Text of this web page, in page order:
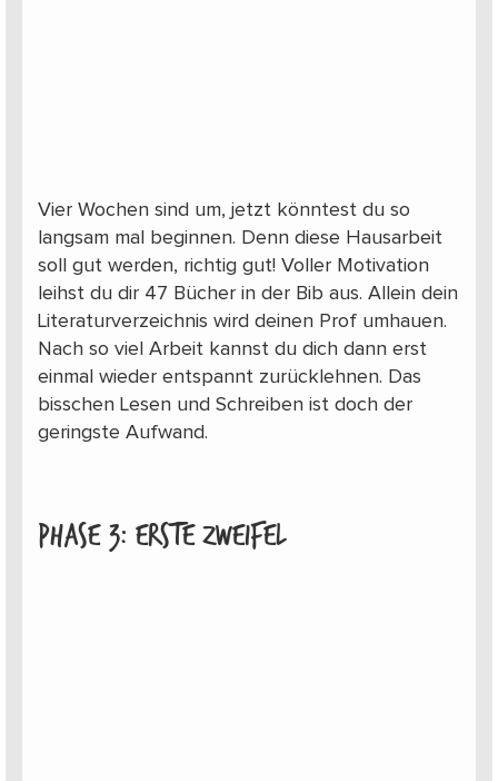
Vier Wochen sind um, jetzt könntest du so
langsam mal beginnen. Denn diese Hausarbeit
soll gut werden, richtig gut! Voller Motivation
leihst du dir 47 Bücher in der Bib aus. Allein dein
Literaturverzeichnis wird deinen Prof umhauen.
Nach so viel Arbeit kannst du dich dann erst
einmal wieder entspannt zurücklehnen. Das
bisschen Lesen und Schreiben ist doch der
geringste Aufwand.
Phase 3: Erste Zweifel